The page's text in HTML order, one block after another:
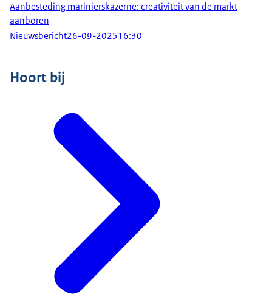
Aanbesteding marinierskazerne: creativiteit van de markt
aanboren
Nieuwsbericht26-09-202516:30
Hoort bij